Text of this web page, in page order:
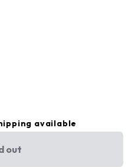
available
out